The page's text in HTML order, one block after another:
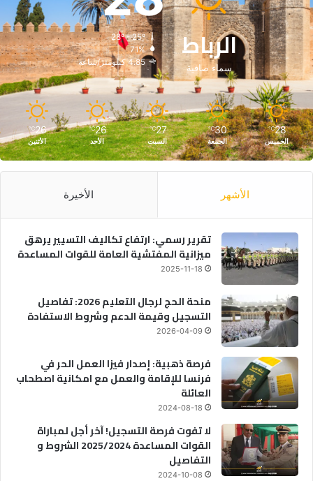
الرباط
سماء صافية
28º - 25º
71%
4.85 كيلومتر/ساعة
28
℃
الخميس
30
℃
الجمعة
27
℃
السبت
26
℃
الأحد
26
℃
الأثنين
الأشهر الأخيرة
تقرير رسمي: ارتفاع تكاليف التسيير يرهق
ميزانية المفتشية العامة للقوات المساعدة
2025-11-18
منحة الحج لرجال التعليم 2026: تفاصيل
التسجيل وقيمة الدعم وشروط الاستفادة
2026-04-09
فرصة ذهبية: إصدار فيزا العمل الحر في
فرنسا للإقامة والعمل مع امكانية اصطحاب
العائلة
2024-08-18
لا تفوت فرصة التسجيل! آخر أجل لمباراة
القوات المساعدة 2025/2024 الشروط و
التفاصيل
2024-10-08